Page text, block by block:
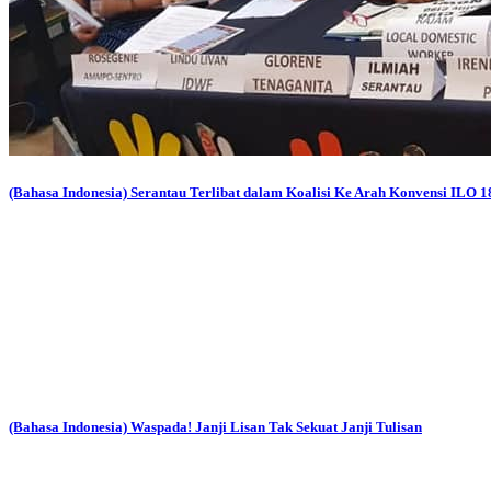
(Bahasa Indonesia) Serantau Terlibat dalam Koalisi Ke Arah Konvensi ILO
(Bahasa Indonesia) Waspada! Janji Lisan Tak Sekuat Janji Tulisan